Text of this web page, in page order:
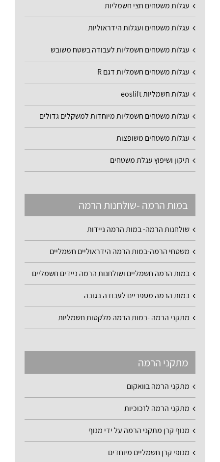
עגלות משטחים חצי חשמליות
עגלות משטחים ועגלות הידראוליות
עגלות משטחים חשמליות לעבודה בשטח משובש
עגלות משטחים חשמליות דגם R
עגלות חשמליות eoslift
עגלות משטחים חשמליות מיוחדות למשקלים גדולים
עגלות משטחים משופצות
תיקון ושיפוץ עגלת משטחים
במות הרמה -שולחנות הרמה
שולחנות הרמה- במות הרמה ניידות
משטחי הרמה-במות הרמה הידראוליים חשמליים
במות הרמה חשמליים ושולחנות הרמה ניידים חשמליים
במות הרמה מספריים לעבודה בגובה
מתקני הרמה -במות הרמה מלקטות חשמליות
מתקני הרמה
מתקני הרמה בוואקום
מתקני הרמה לזכוכיות
מנוף קרן מתקני הרמה על ידי מנוף
מנופי קרן חשמליים מיוחדים